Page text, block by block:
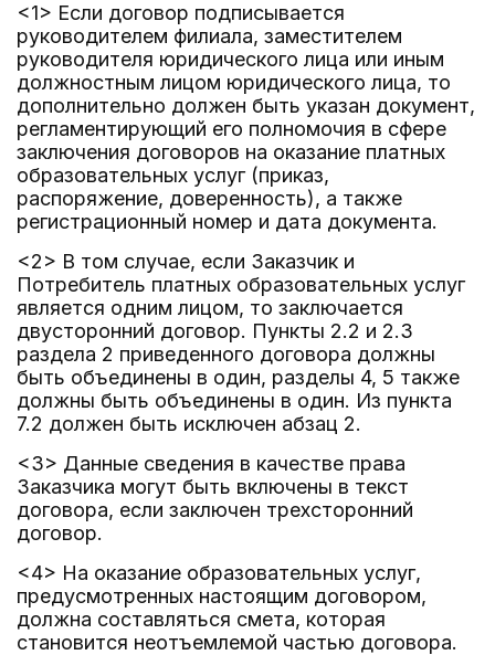
<1> Если договор подписывается
руководителем филиала, заместителем
руководителя юридического лица или иным
должностным лицом юридического лица, то
дополнительно должен быть указан документ,
регламентирующий его полномочия в сфере
заключения договоров на оказание платных
образовательных услуг (приказ,
распоряжение, доверенность), а также
регистрационный номер и дата документа.
<2> В том случае, если Заказчик и
Потребитель платных образовательных услуг
является одним лицом, то заключается
двусторонний договор. Пункты 2.2 и 2.3
раздела 2 приведенного договора должны
быть объединены в один, разделы 4, 5 также
должны быть объединены в один. Из пункта
7.2 должен быть исключен абзац 2.
<3> Данные сведения в качестве права
Заказчика могут быть включены в текст
договора, если заключен трехсторонний
договор.
<4> На оказание образовательных услуг,
предусмотренных настоящим договором,
должна составляться смета, которая
становится неотъемлемой частью договора.